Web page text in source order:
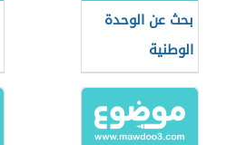
بحث عن الوحدة
الوطنية